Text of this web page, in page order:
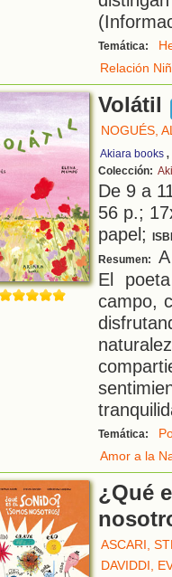
Temática:
Relación
Volátil
NOGUÉS,
Akiara books
Colección:
De 9 a
56 p.;
papel;
Resumen:
El
campo,
Temática:
Amor a la
¿Qué
ASCARI,
DAVIDDI,